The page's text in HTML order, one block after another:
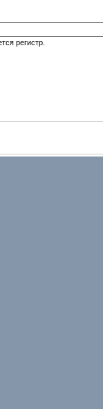
регистр.